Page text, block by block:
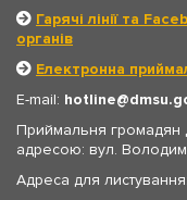
Гарячі лінії та
органів
Електронна
E-mail: hotline
Приймальня громадян
адресою: вул.
Адреса для